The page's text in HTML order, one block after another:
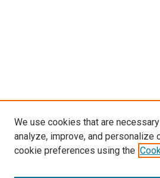
We use cookies that are
analyze, improve, and personalize
cookie preferences using the